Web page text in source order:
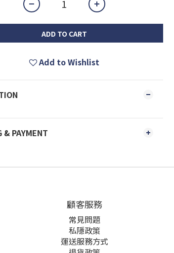
ADD TO CART
Add to Wishlist
& PAYMENT
顧客服務
常見問題
私隱政策
運送服務方式